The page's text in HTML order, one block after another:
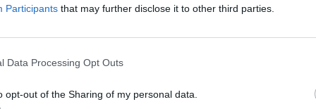
Participants that may further disclose it to other third parties.
Data Processing Opt Outs
opt-out of the Sharing of my personal data.
and courage of our people. Cuban
Rodriguez vDohi pogajal z predstavniki